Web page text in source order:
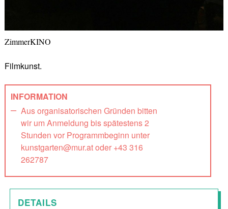
ZimmerKINO
Filmkunst.
INFORMATION
Aus organisatorischen Gründen bitten
wir um Anmeldung bis spätestens 2
Stunden vor Programmbeginn unter
kunstgarten@mur.at oder +43 316
262787
DETAILS